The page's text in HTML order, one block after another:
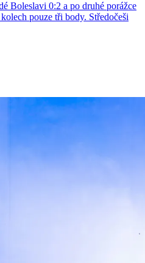
Boleslavi 0:2 a po druhé porážce
pouze tři body. Středočeši